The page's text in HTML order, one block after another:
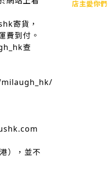
寄貨，
費到付。
查
），並不
店主愛你